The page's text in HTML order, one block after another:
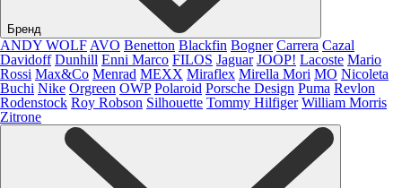
Бренд
ANDY WOLF AVO Benetton Blackfin Bogner Carrera Cazal
Davidoff Dunhill Enni Marco FILOS Jaguar JOOP! Lacoste Mario
Rossi Max&Co Menrad MEXX Miraflex Mirella Mori MO Nicoleta
Buchi Nike Orgreen OWP Polaroid Porsche Design Puma Revlon
Rodenstock Roy Robson Silhouette Tommy Hilfiger William Morris
Zitrone